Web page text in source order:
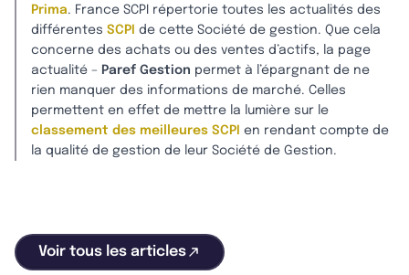
Prima. France SCPI répertorie toutes les actualités des
différentes SCPI de cette Société de gestion. Que cela
concerne des achats ou des ventes d’actifs, la page
actualité – Paref Gestion permet à l’épargnant de ne
rien manquer des informations de marché. Celles
permettent en effet de mettre la lumière sur le
classement des meilleures SCPI en rendant compte de
la qualité de gestion de leur Société de Gestion.
Voir tous les articles